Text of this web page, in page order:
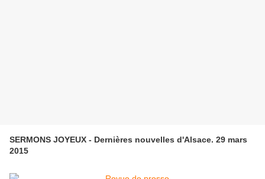
SERMONS JOYEUX - Dernières nouvelles d'Alsace. 29 mars
2015